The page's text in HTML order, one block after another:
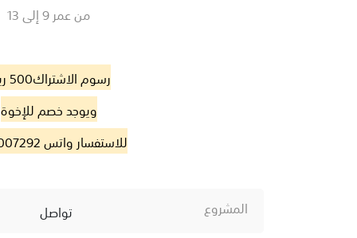
من عمر 9 إلى 13
رسوم الاشتراك500 ريال
ويوجد خصم للإخوة
للاستفسار واتس 0531007292
المشروع
تواصل